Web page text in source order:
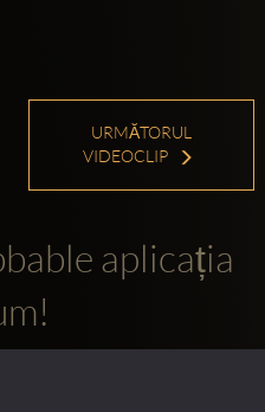
URMĂTORUL
VIDEOCLIP
aplicația